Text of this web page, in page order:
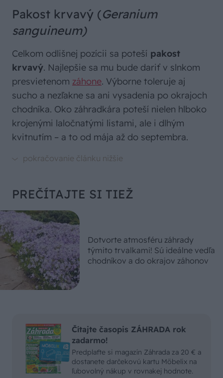
Pakost krvavý (Geranium
sanguineum)
Celkom odlišnej pozícii sa poteší pakost
krvavý. Najlepšie sa mu bude dariť v slnkom
presvietenom záhone. Výborne toleruje aj
sucho a nezľakne sa ani vysadenia po okrajoch
chodníka. Oko záhradkára poteší nielen hlboko
krojenými laločnatými listami, ale i dlhým
kvitnutím – a to od mája až do septembra.
PREČÍTAJTE SI TIEŽ
Dotvorte atmosféru záhrady
týmito trvalkami! Sú ideálne vedľa
chodníkov a do okrajov záhonov
Čítajte časopis ZÁHRADA rok
zadarmo!
Predplaťte si magazín Záhrada za 20 € a
dostanete darčekovú kartu Möbelix na
ľubovolný nákup v rovnakej hodnote.